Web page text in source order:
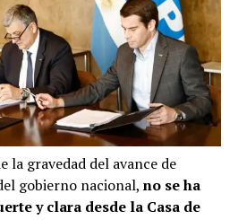
la gravedad del avance de
gobierno nacional, no se ha
y clara desde la Casa de